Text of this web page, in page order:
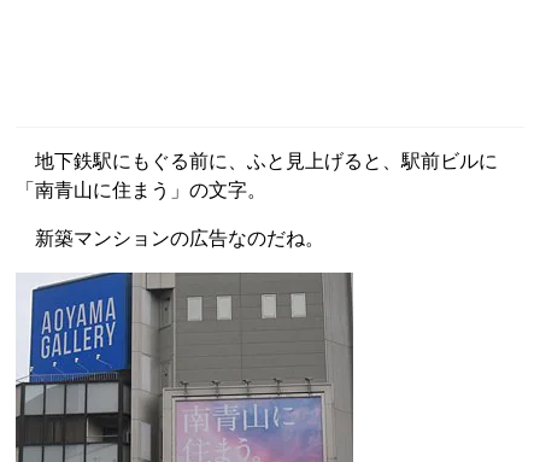
地下鉄駅にもぐる前に、ふと見上げると、駅前ビルに
「南青山に住まう」の文字。
新築マンションの広告なのだね。